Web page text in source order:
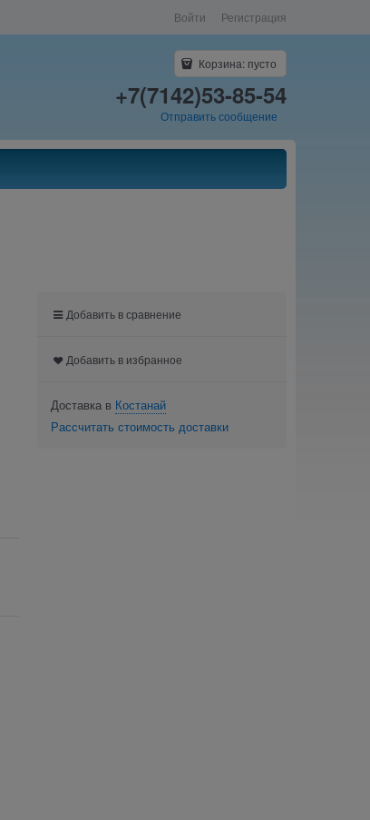
Войти Регистрация
Корзина: пусто
+7(7142)53-85-54
Отправить сообщение
Добавить в сравнение
Добавить в избранное
Доставка в Костанай
Рассчитать стоимость доставки